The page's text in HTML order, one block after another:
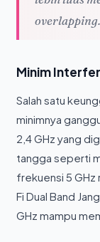
overlapping.
Minim
Salah satu
minimnya
2,4 GHz yang
tangga seperti
frekuensi 5
Fi Dual Band
GHz mampu